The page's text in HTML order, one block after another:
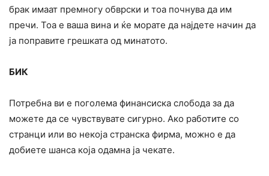
брак имаат премногу обврски и тоа почнува да им
пречи. Тоа е ваша вина и ќе морате да најдете начин да
ја поправите грешката од минатото.
БИК
Потребна ви е поголема финансиска слобода за да
можете да се чувствувате сигурно. Ако работите со
странци или во некоја странска фирма, можно е да
добиете шанса која одамна ја чекате.